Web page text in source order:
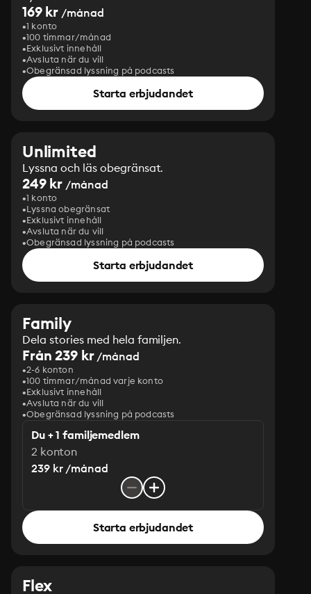
169 kr /månad
1 konto
100 timmar/månad
Exklusivt innehåll
Avsluta när du vill
Obegränsad lyssning på podcasts
Starta erbjudandet
Unlimited
Lyssna och läs obegränsat.
249 kr /månad
1 konto
Lyssna obegränsat
Exklusivt innehåll
Avsluta när du vill
Obegränsad lyssning på podcasts
Starta erbjudandet
Family
Dela stories med hela familjen.
Från 239 kr/månad
2-6 konton
100 timmar/månad varje konto
Exklusivt innehåll
Avsluta när du vill
Obegränsad lyssning på podcasts
Du + 1 familjemedlem
2 konton
239 kr /månad
Starta erbjudandet
Flex